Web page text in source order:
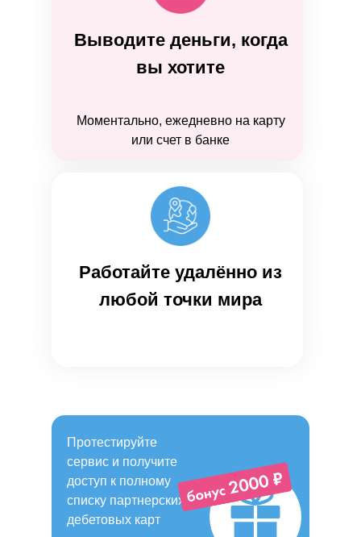
Выводите деньги, когда
вы хотите
Моментально, ежедневно на карту
или счет в банке
Работайте удалённо из
любой точки мира
Протестируйте
сервис и получите
доступ к полному
списку партнерских
дебетовых карт